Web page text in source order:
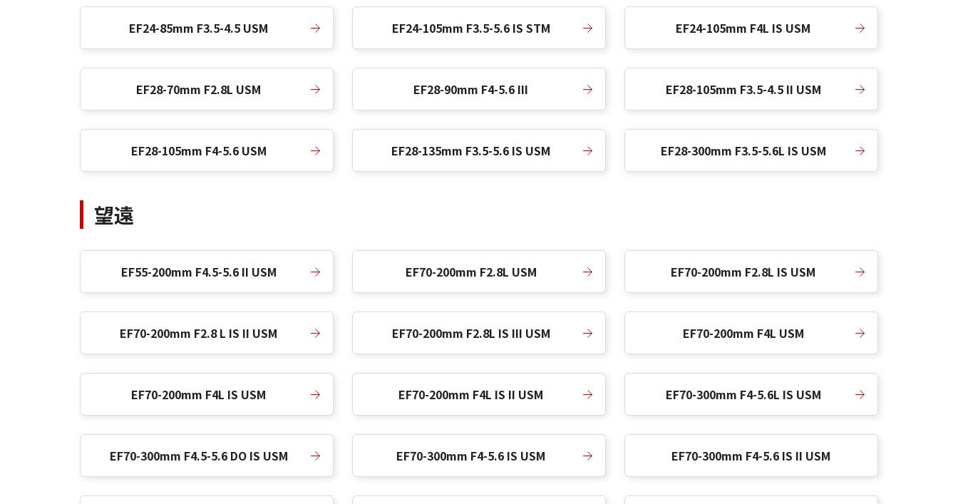
EF24-85mm F3.5-4.5 USM EF24-105mm F3.5-5.6 IS STM EF24-105mm F4L IS USM
EF28-70mm F2.8L USM EF28-90mm F4-5.6 III EF28-105mm F3.5-4.5 II USM
EF28-105mm F4-5.6 USM EF28-135mm F3.5-5.6 IS USM EF28-300mm F3.5-5.6L IS USM
望遠
EF55-200mm F4.5-5.6 II USM EF70-200mm F2.8L USM EF70-200mm F2.8L IS USM
EF70-200mm F2.8 L IS II USM EF70-200mm F2.8L IS III USM EF70-200mm F4L USM
EF70-200mm F4L IS USM EF70-200mm F4L IS II USM EF70-300mm F4-5.6L IS USM
EF70-300mm F4.5-5.6 DO IS USM EF70-300mm F4-5.6 IS USM EF70-300mm F4-5.6 IS II USM